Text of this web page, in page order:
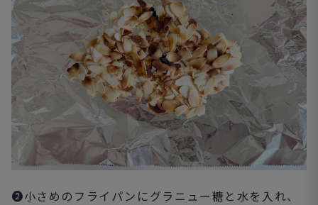
❷小さめのフライパンにグラニュー糖と水を入れ、